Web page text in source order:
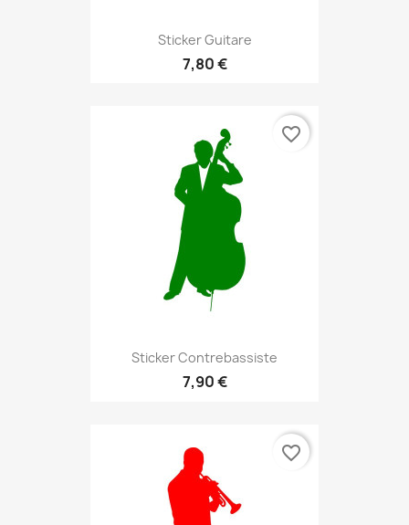
Sticker Guitare
7,80 €
Sticker Contrebassiste
7,90 €
favorite_border
favorite_border